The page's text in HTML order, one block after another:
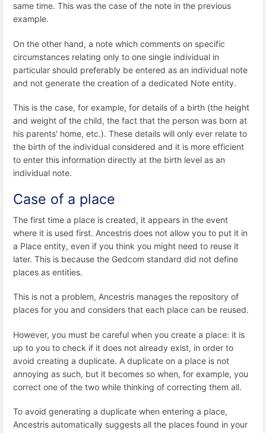
same time. This was the case of the note in the previous
example.
On the other hand, a note which comments on specific
circumstances relating only to one single individual in
particular should preferably be entered as an individual note
and not generate the creation of a dedicated Note entity.
This is the case, for example, for details of a birth (the height
and weight of the child, the fact that the person was born at
his parents' home, etc.). These details will only ever relate to
the birth of the individual considered and it is more efficient
to enter this information directly at the birth level as an
individual note.
Case of a place
The first time a place is created, it appears in the event
where it is used first. Ancestris does not allow you to put it in
a Place entity, even if you think you might need to reuse it
later. This is because the Gedcom standard did not define
places as entities.
This is not a problem, Ancestris manages the repository of
places for you and considers that each place can be reused.
However, you must be careful when you create a place: it is
up to you to check if it does not already exist, in order to
avoid creating a duplicate. A duplicate on a place is not
annoying as such, but it becomes so when, for example, you
correct one of the two while thinking of correcting them all.
To avoid generating a duplicate when entering a place,
Ancestris automatically suggests all the places found in your